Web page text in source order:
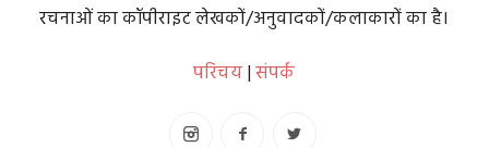
रचनाओं का कॉपीराइट लेखकों/अनुवादकों/कलाकारों का है।
परिचय|संपर्क